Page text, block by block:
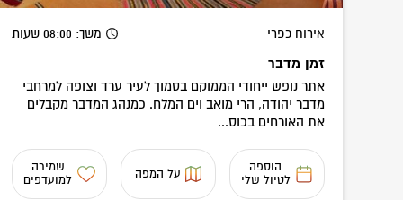
אירוח כפרי משך: 08:00 שעות
זמן מדבר
אתר נופש ייחודי הממוקם בסמוך לעיר ערד וצופה למרחבי
מדבר יהודה, הרי מואב וים המלח. כמנהג המדבר מקבלים
את האורחים בכוס...
הוספה
לטיול שלי
על המפה
שמירה
למועדפים